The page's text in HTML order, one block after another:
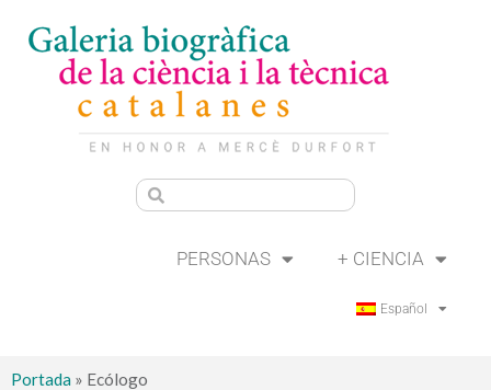
PERSONAS + CIENCIA
Español
Portada » Ecólogo